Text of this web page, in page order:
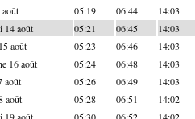
05:19 06:44 14:03
14 août 05:21 06:45 14:03
août 05:23 06:46 14:03
16 août 05:24 06:48 14:03
août 05:26 06:49 14:03
août 05:28 06:51 14:02